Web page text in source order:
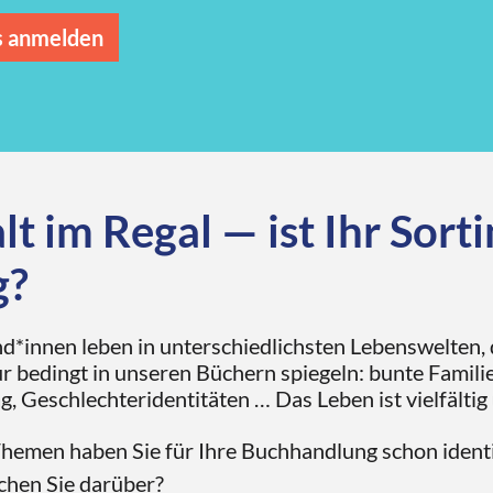
anmelden
im Regal — ist Ihr
leben in unterschiedlichsten
bedingt in unseren Büchern spiegeln: bunte
Geschlechteridentitäten … Das Leben ist vielfältig
haben Sie für Ihre Buchhandlung schon
Sie darüber?